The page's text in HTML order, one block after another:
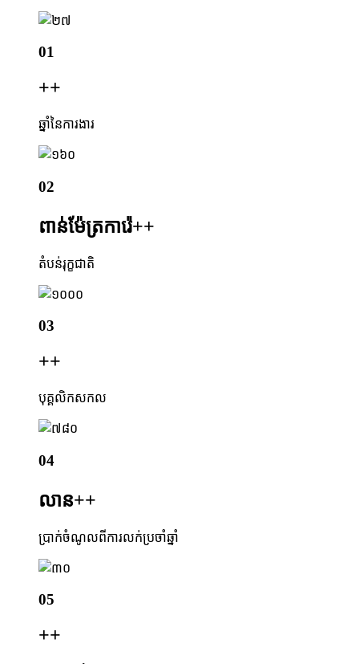
01
++
ឆ្នាំនៃការងារ
02
ពាន់ម៉ែត្រការ៉េ++
តំបន់រុក្ខជាតិ
03
++
បុគ្គលិកសកល
04
លាន++
ប្រាក់ចំណូលពីការលក់ប្រចាំឆ្នាំ
05
++